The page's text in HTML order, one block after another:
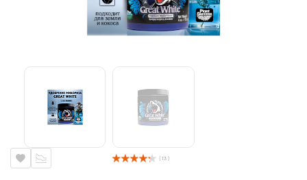
( 13 )